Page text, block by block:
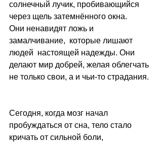
солнечный лучик, пробивающийся
через щель затемнённого окна.
Они ненавидят ложь и
замалчивание,  которые лишают
людей  настоящей надежды. Они
делают мир добрей, желая облегчать
не только свои, а и чьи-то страдания.
Сегодня, когда мозг начал
пробуждаться от сна, тело стало
кричать от сильной боли,